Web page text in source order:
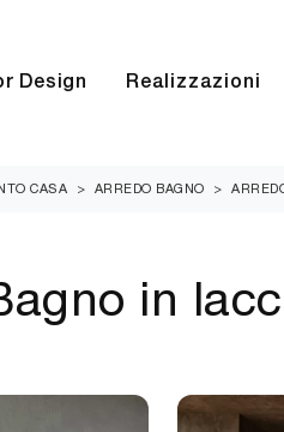
Design Realizzazioni
CASA > ARREDO BAGNO >
in